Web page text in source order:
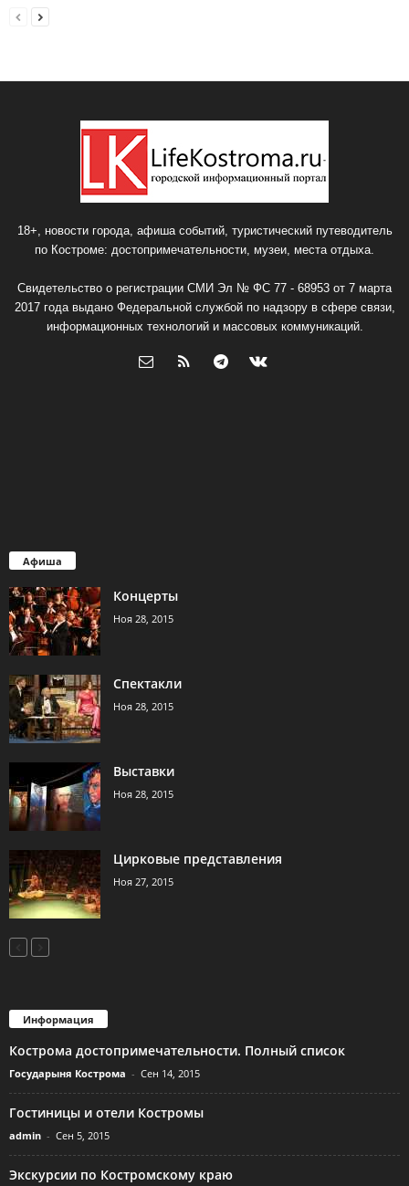
18+, новости города, афиша событий, туристический путеводитель
по Костроме: достопримечательности, музеи, места отдыха.
Свидетельство о регистрации СМИ Эл № ФС 77 - 68953 от 7 марта
2017 года выдано Федеральной службой по надзору в сфере связи,
информационных технологий и массовых коммуникаций.
Афиша
Концерты
Ноя 28, 2015
Спектакли
Ноя 28, 2015
Выставки
Ноя 28, 2015
Цирковые представления
Ноя 27, 2015
Информация
Кострома достопримечательности. Полный список
Государыня Кострома - Сен 14, 2015
Гостиницы и отели Костромы
admin - Сен 5, 2015
Экскурсии по Костромскому краю